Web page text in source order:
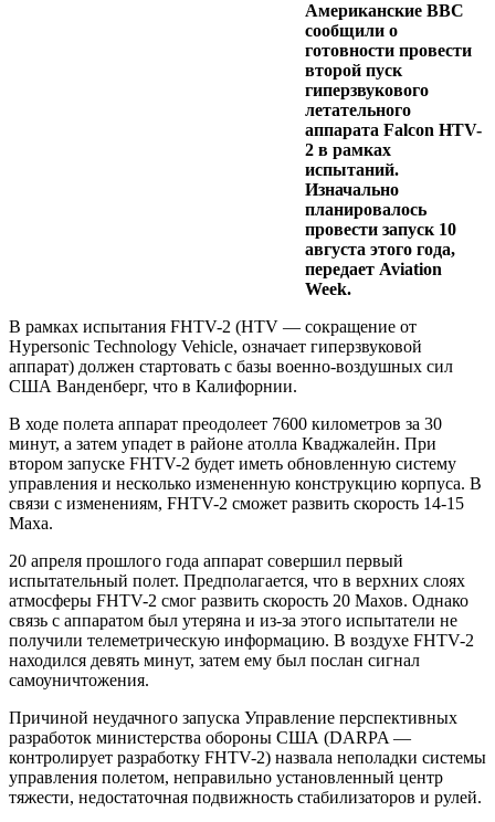
Американские ВВС
сообщили о
готовности провести
второй пуск
гиперзвукового
летательного
аппарата Falcon HTV-
2 в рамках
испытаний.
Изначально
планировалось
провести запуск 10
августа этого года,
передает Aviation
Week.
В рамках испытания FHTV-2 (HTV — сокращение от
Hypersonic Technology Vehicle, означает гиперзвуковой
аппарат) должен стартовать с базы военно-воздушных сил
США Ванденберг, что в Калифорнии.
В ходе полета аппарат преодолеет 7600 километров за 30
минут, а затем упадет в районе атолла Кваджалейн. При
втором запуске FHTV-2 будет иметь обновленную систему
управления и несколько измененную конструкцию корпуса. В
связи с изменениям, FHTV-2 сможет развить скорость 14-15
Маха.
20 апреля прошлого года аппарат совершил первый
испытательный полет. Предполагается, что в верхних слоях
атмосферы FHTV-2 смог развить скорость 20 Махов. Однако
связь с аппаратом был утеряна и из-за этого испытатели не
получили телеметрическую информацию. В воздухе FHTV-2
находился девять минут, затем ему был послан сигнал
самоуничтожения.
Причиной неудачного запуска Управление перспективных
разработок министерства обороны США (DARPA —
контролирует разработку FHTV-2) назвала неполадки системы
управления полетом, неправильно установленный центр
тяжести, недостаточная подвижность стабилизаторов и рулей.